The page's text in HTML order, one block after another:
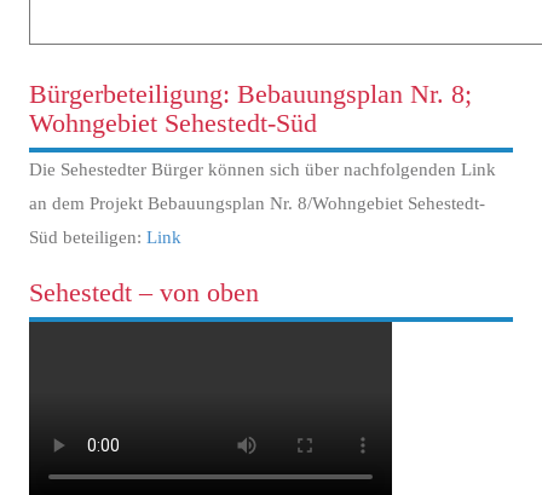
Bürgerbeteiligung: Bebauungsplan Nr. 8;
Wohngebiet Sehestedt-Süd
Die Sehestedter Bürger können sich über nachfolgenden Link
an dem Projekt Bebauungsplan Nr. 8/Wohngebiet Sehestedt-
Süd beteiligen: Link
Sehestedt – von oben